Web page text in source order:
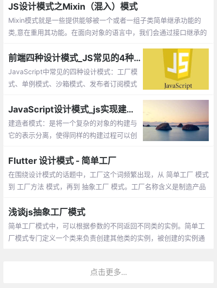
创建一个独立的person的对象，会造成代码
臃肿的情况。
JS设计模式之Mixin（混入）模式
Mixin模式就是一些提供能够被一个或者一组子类简单继承功能的
类,意在重用其功能。在面向对象的语言中，我们会通过接口继承的
前端四种设计模式_JS常见的4种模式
JavaScript中常见的四种设计模式：工厂模
式、单例模式、沙箱模式、发布者订阅模式
JavaScript设计模式_js实现建造者模式
建造者模式：是将一个复杂的对象的构建与
它的表示分离，使得同样的构建过程可以创
个类的模式，而建造者模式则是将各种产品
集中起来进行管理，用来创建复合对象
Flutter 设计模式 - 简单工厂
在围绕设计模式的话题中，工厂这个词频繁出现，从 简单工厂 模式
到 工厂方法 模式，再到 抽象工厂 模式。工厂名称含义是制造产品
建型模式
浅谈js抽象工厂模式
简单工厂模式中，可以根据参数的不同返回不同类的实例。简单工
厂模式专门定义一个类来负责创建其他类的实例，被创建的实例通
点击更多...